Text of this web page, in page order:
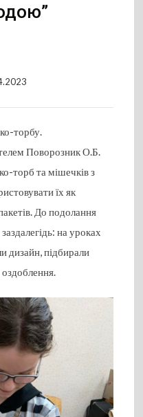
торбу.
Поворозник О.Б.
торб та мішечків з
їх як
До подолання
на уроках
дизайн, підбирали